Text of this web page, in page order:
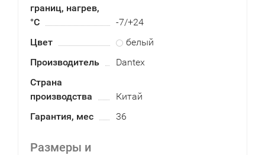
границ, нагрев,
°C
-7/+24
Цвет
белый
Производитель
Dantex
Страна
производства
Китай
Гарантия, мес
36
Размеры и